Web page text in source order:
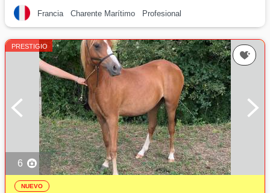
Francia Charente Marítimo Profesional
PRESTIGIO
6
NUEVO